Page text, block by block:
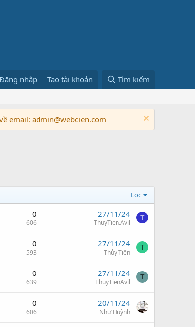
Đăng nhập Tạo tài khoản Tìm kiếm
email: admin@webdien.com
Lọc
0
606
27/11/24
ThuyTien.Avil
T
0
593
27/11/24
Thủy Tiên
T
0
639
27/11/24
ThuyTienAvil
T
0
606
20/11/24
Như Huỳnh